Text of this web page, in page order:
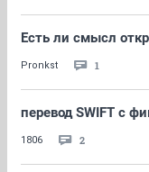
Есть ли смысл
Pronkst 1
перевод SWIFT с
1806 2